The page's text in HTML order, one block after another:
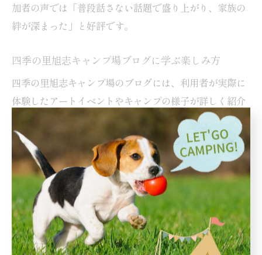
加者の声では「普段話さない話題で盛り上がり、家族の
絆が深まった」と好評です。
四季の里旭志キャンプ場ブログに学ぶ楽しみ方
四季の里旭志キャンプ場のブログには、利用者が実際に
体験したアートイベントやキャンプの様子が詳しく紹介
されています。ブログを参考にすると、イベント参加時
の持ち物や注意点、現地での過ごし方のヒントが得られ
ます。特に「細かすぎる」設備情報や、こもれびサイト
など人気区画の体験談は計画時の大きな助けとなるでし
ょう。
また、ブログを通じてイベントの最新情報や、季節ごと
のおすすめプランを知ることができます。実際に参加し